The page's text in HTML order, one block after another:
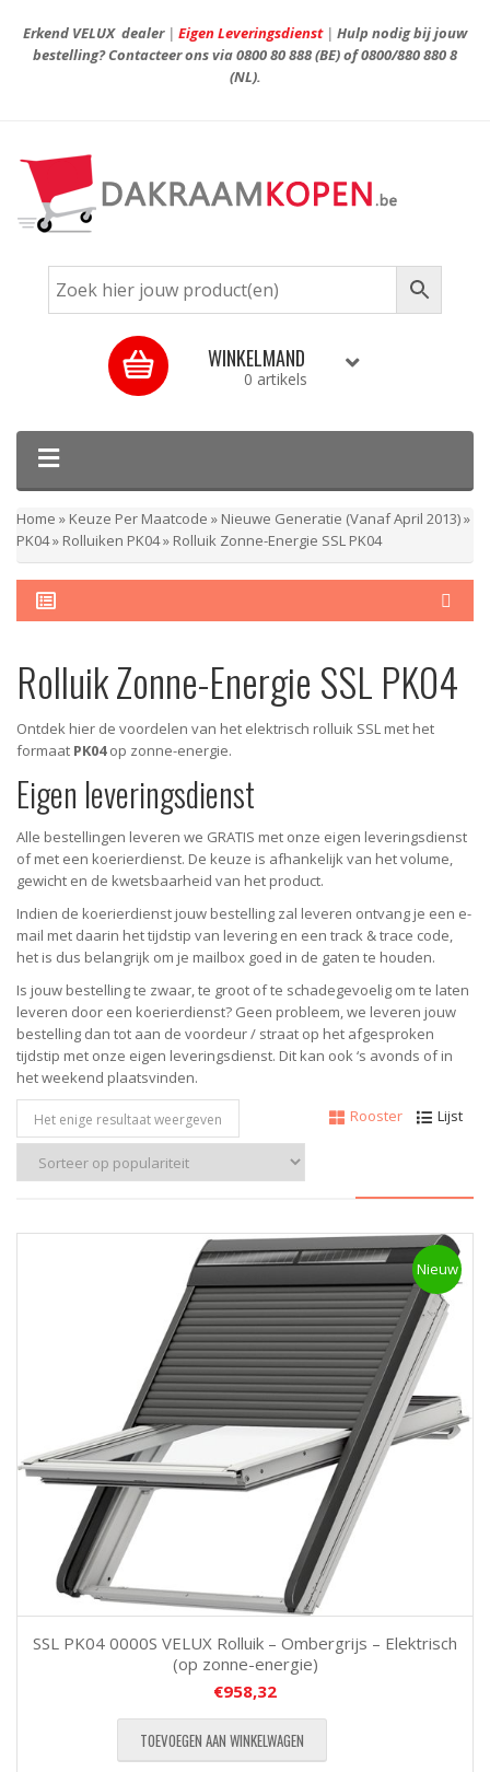
Erkend VELUX dealer| Eigen Leveringsdienst| Hulp nodig bij jouw
bestelling? Contacteer ons via0800 80 888(BE) of0800/880 880 8
(NL).
WINKELMAND
0 artikels
Home » Keuze Per Maatcode » Nieuwe Generatie (vanaf April 2013)»
PK04» Rolluiken PK04» Rolluik Zonne-Energie SSL PK04
Rolluik Zonne-Energie SSL PK04
Ontdek hier de voordelen van het elektrisch rolluik SSL met het
formaat PK04op zonne-energie.
Eigen leveringsdienst
Alle bestellingen leveren we GRATIS met onze eigen leveringsdienst
of met een koerierdienst. De keuze is afhankelijk van het volume,
gewicht en de kwetsbaarheid van het product.
Indien de koerierdienst jouw bestelling zal leveren ontvang je een e-
mail met daarin het tijdstip van levering en een track & trace code,
het is dus belangrijk om je mailbox goed in de gaten te houden.
Is jouw bestelling te zwaar, te groot of te schadegevoelig om te laten
leveren door een koerierdienst? Geen probleem, we leveren jouw
bestelling dan tot aan de voordeur / straat op het afgesproken
tijdstip met onze eigen leveringsdienst. Dit kan ook ‘s avonds of in
het weekend plaatsvinden.
Rooster
Lijst
Het enige resultaat weergeven
Nieuw
SSL PK04 0000S VELUX Rolluik – Ombergrijs – Elektrisch
(op zonne-energie)
€958,32
TOEVOEGEN AAN WINKELWAGEN